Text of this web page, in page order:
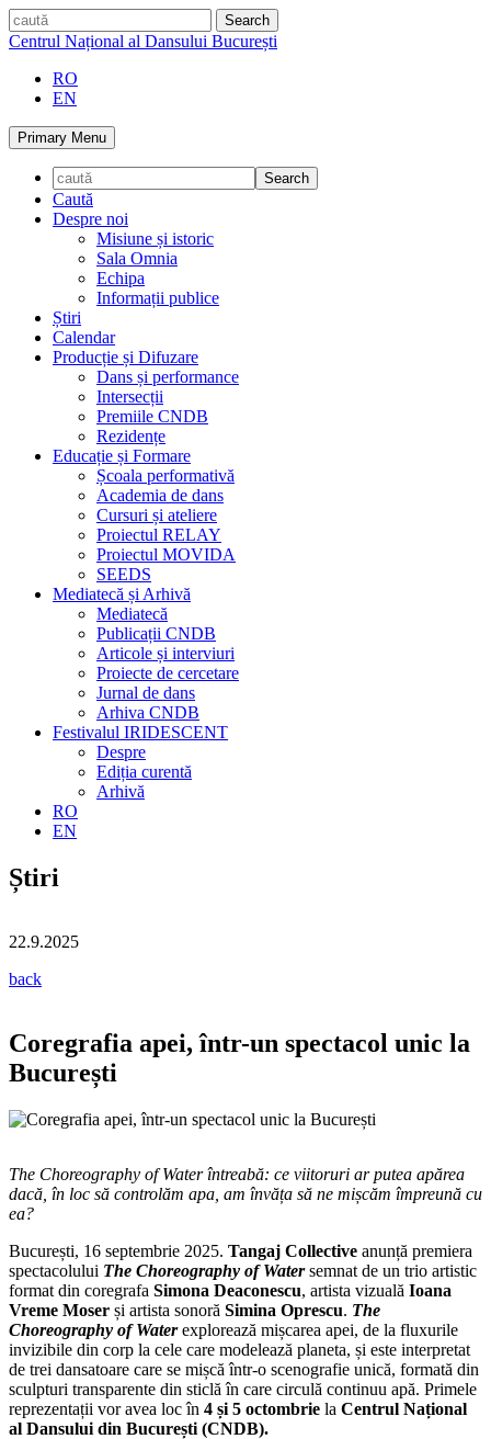
Skip
to
caută
Centrul Național al Dansului București
RO
EN
Primary Menu
Caută
Despre noi
Misiune și istoric
Sala Omnia
Echipa
Informații publice
Știri
Calendar
Producție și Difuzare
Dans și performance
Intersecții
Premiile CNDB
Rezidențe
Educație și Formare
Școala performativă
Academia de dans
Cursuri și ateliere
Proiectul RELAY
Proiectul MOVIDA
SEEDS
Mediatecă și Arhivă
Mediatecă
Publicații CNDB
Articole și interviuri
Proiecte de cercetare
Jurnal de dans
Arhiva CNDB
Festivalul IRIDESCENT
Despre
Ediția curentă
Arhivă
RO
EN
Știri
22.9.2025
back
Coregrafia apei, într-un spectacol unic la
București
The Choreography of Water întreabă: ce viitoruri ar putea apărea
dacă, în loc să controlăm apa, am învăța să ne mișcăm împreună cu
ea?
București, 16 septembrie 2025. Tangaj Collective anunță premiera
spectacolului The Choreography of Watersemnat de un trio artistic
format din coregrafa Simona Deaconescu, artista vizuală Ioana
Vreme Moser și artista sonoră Simina Oprescu. The
Choreography of Waterexplorează mișcarea apei, de la fluxurile
invizibile din corp la cele care modelează planeta, și este interpretat
de trei dansatoare care se mișcă într-o scenografie unică, formată din
sculpturi transparente din sticlă în care circulă continuu apă. Primele
reprezentații vor avea loc în 4 și 5 octombrie la Centrul Național
al Dansului din București (CNDB).